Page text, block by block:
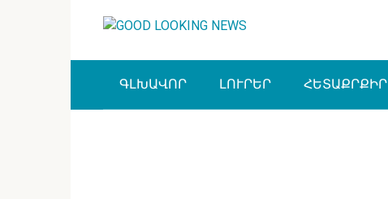
ԳԼԽԱՎՈՐ ԼՈՒՐԵՐ ՀԵՏԱՔՐՔԻՐ